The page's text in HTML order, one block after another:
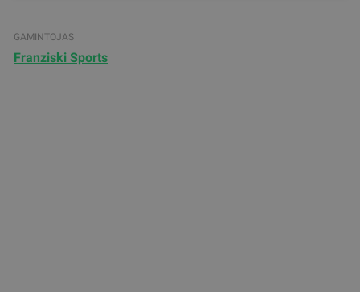
GAMINTOJAS
Franziski Sports